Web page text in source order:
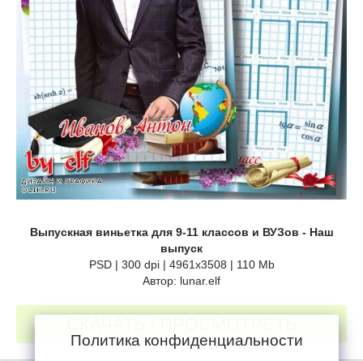
Выпускная виньетка для 9-11 классов и ВУЗов - Наш
выпуск
PSD | 300 dpi | 4961x3508 | 110 Мb
Автор: lunar.elf
Политика конфиденциальности